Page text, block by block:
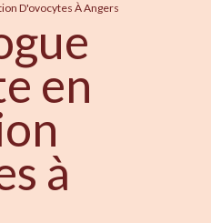
D'ovocytes À Angers
en
à